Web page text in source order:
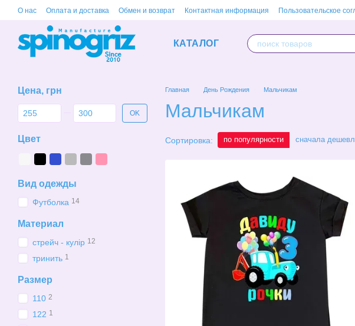
Перейти к основному контенту
О нас Оплата и доставка Обмен и возврат Контактная информация Пользовательское
КАТАЛОГ
Главная День Рождения Мальчикам
Мальчикам
Сортировка: по популярности сначала
Цена, грн
От Цена, грн
До Цена, грн OK
Цвет
Вид одежды
Футболка 14
Материал
стрейч - кулір 12
тринить 1
Размер
110 2
122 1